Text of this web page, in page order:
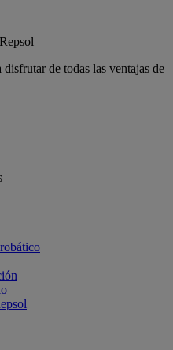
de todas las ventajas de